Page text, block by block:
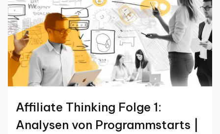
Affiliate Thinking Folge 1:
Analysen von Programmstarts |